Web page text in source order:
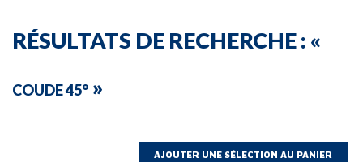
RÉSULTATS DE RECHERCHE : «
COUDE 45° »